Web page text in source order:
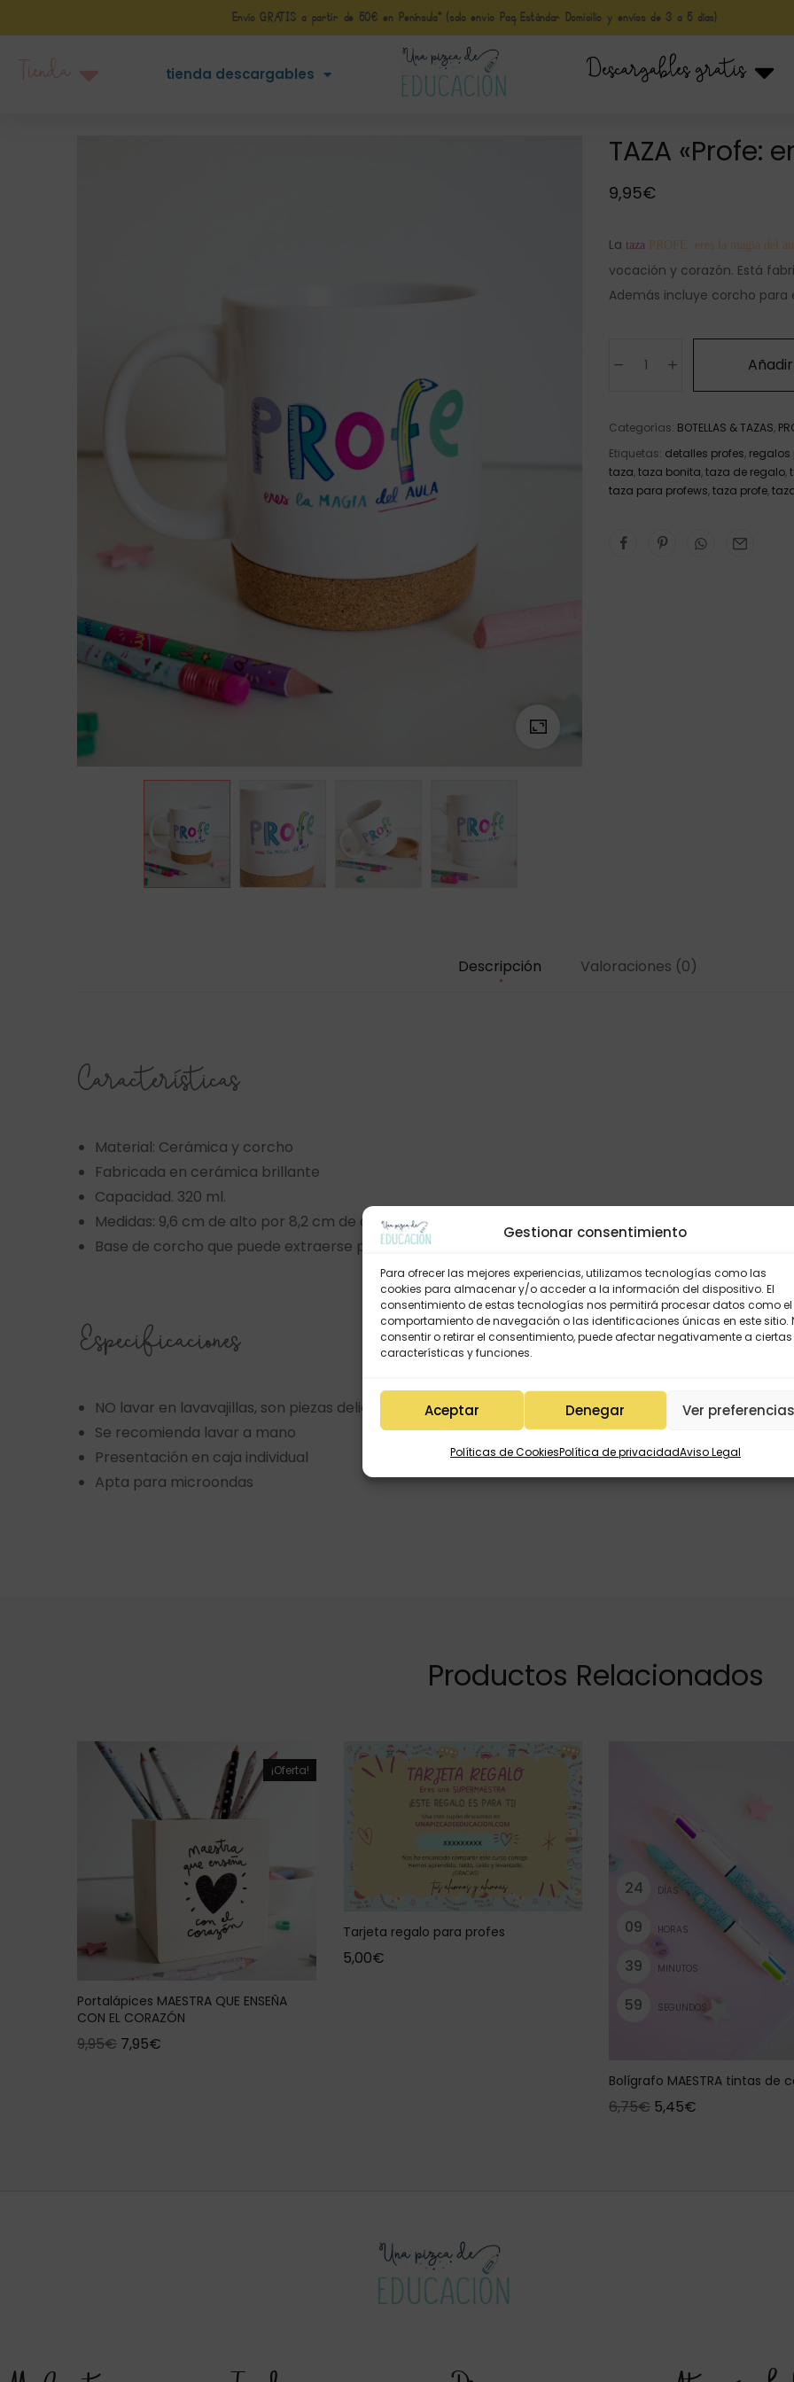
Gestionar consentimiento
Para ofrecer las mejores experiencias, utilizamos tecnologías como las
cookies para almacenar y/o acceder a la información del dispositivo. El
consentimiento de estas tecnologías nos permitirá procesar datos como el
comportamiento de navegación o las identificaciones únicas en este sitio.
consentir o retirar el consentimiento, puede afectar negativamente a ciertas
características y funciones.
Aceptar Denegar Ver
Políticas de CookiesPolítica de privacidadAviso Legal
Envío GRATIS a partir de 50€ en Península* (solo envio Paq Estándar Domicilio y envíos de 3 a 5 días)
tienda descargables Descargables gratis
TAZA «Profe:
9,95€
La taza PROFE: eres la magia del
vocación y corazón. Está
Además incluye corcho
Categorías: BOTELLAS & TAZAS,
Etiquetas: detalles profes,
taza,taza bonita,taza de regalo,
taza para profews,taza profe,
Descripción Valoraciones (0)
Características
Material: Cerámica y corcho
Fabricada en cerámica brillante
Capacidad. 320 ml.
Medidas: 9,6 cm de alto por 8,2 cm de diámetro.
Base de corcho que puede extraerse para el lavado para evitar golpes y manchar.
Especificaciones
NO lavar en lavavajillas, son piezas delicadas realizadas artesanalmente.
Se recomienda lavar a mano
Presentación en caja individual
Apta para microondas
Productos Relacionados
¡Oferta!
Portalápices MAESTRA QUE ENSEÑA
CON EL CORAZÓN
9,95€ 7,95€
Tarjeta regalo para profes
5,00€
24 DÍAS
09 HORAS
39 MINUTOS
59 SEGUNDOS
Bolígrafo MAESTRA tintas de
6,75€ 5,45€